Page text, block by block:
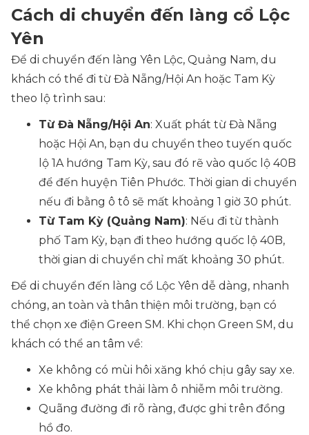
Cách di chuyển đến làng cổ Lộc
Yên
Để di chuyển đến làng Yên Lộc, Quảng Nam, du
khách có thể đi từ Đà Nẵng/Hội An hoặc Tam Kỳ
theo lộ trình sau:
Từ Đà Nẵng/Hội An: Xuất phát từ Đà Nẵng
hoặc Hội An, bạn du chuyển theo tuyến quốc
lộ 1A hướng Tam Kỳ, sau đó rẽ vào quốc lộ 40B
để đến huyện Tiên Phước. Thời gian di chuyển
nếu đi bằng ô tô sẽ mất khoảng 1 giờ 30 phút.
Từ Tam Kỳ (Quảng Nam): Nếu đi từ thành
phố Tam Kỳ, bạn đi theo hướng quốc lộ 40B,
thời gian di chuyển chỉ mất khoảng 30 phút.
Để di chuyển đến làng cổ Lộc Yên dễ dàng, nhanh
chóng, an toàn và thân thiện môi trường, bạn có
thể chọn xe điện Green SM. Khi chọn Green SM, du
khách có thể an tâm về:
Xe không có mùi hôi xăng khó chịu gây say xe.
Xe không phát thải làm ô nhiễm môi trường.
Quãng đường đi rõ ràng, được ghi trên đồng
hồ đo.